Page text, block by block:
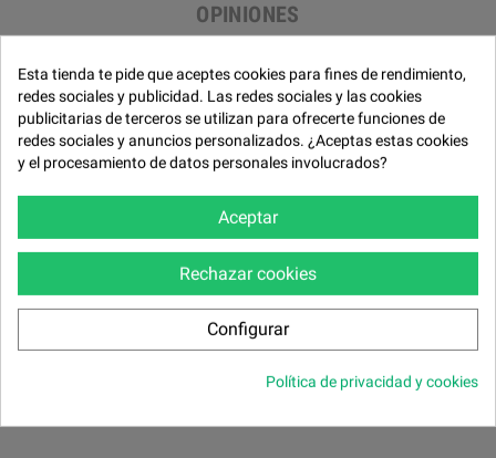
OPINIONES
FICHA TÉCNICA
Estructura
Metálica.
De acero electro soldado y rejilla metálica.
Asiento y respaldo
Metálicas
Desenfundable todo desmontando la base.
Esta tienda te pide que aceptes cookies para fines de rendimiento,
redes sociales y publicidad. Las redes sociales y las cookies
publicitarias de terceros se utilizan para ofrecerte funciones de
redes sociales y anuncios personalizados. ¿Aceptas estas cookies
y el procesamiento de datos personales involucrados?
Aceptar
Rechazar cookies
Configurar
Política de privacidad y cookies